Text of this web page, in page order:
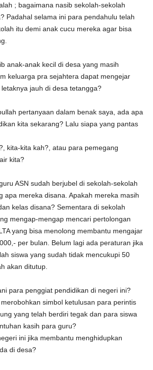
; bagaimana nasib sekolah-sekolah
Padahal selama ini para pendahulu telah
itu demi anak cucu mereka agar bisa
anak-anak kecil di desa yang masih
keluarga pra sejahtera dapat mengejar
jauh di desa tetangga?
pertanyaan dalam benak saya, ada apa
kita sekarang? Lalu siapa yang pantas
kita-kita kah?, atau para pemegang
kita?
ASN sudah berjubel di sekolah-sekolah
apa mereka disana. Apakah mereka masih
kelas disana? Sementara di sekolah
mengap-mengap mencari pertolongan
yang bisa menolong membantu mengajar
per bulan. Belum lagi ada peraturan jika
siswa yang sudah tidak mencukupi 50
akan ditutup.
para penggiat pendidikan di negeri ini?
simbol ketulusan para perintis
yang telah berdiri tegak dan para siswa
kasih para guru?
ini jika membantu menghidupkan
di desa?